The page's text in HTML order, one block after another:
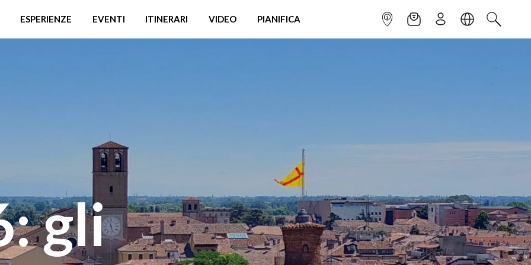
ESPERIENZE EVENTI ITINERARI VIDEO PIANIFICA INFOPOINTNEWSLETTER
ISCRIVITILINGUACERCA
gli